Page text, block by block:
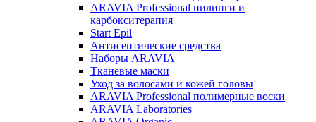
ARAVIA Professional пилинги и
карбокситерапия
Start Epil
Антисептические средства
Наборы ARAVIA
Тканевые маски
Уход за волосами и кожей головы
ARAVIA Professional полимерные воски
ARAVIA Laboratories